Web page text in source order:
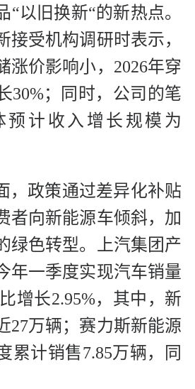
“以旧换新“的新热点。
接受机构调研时表示，
涨价影响小，2026年穿
30%；同时，公司的笔
预计收入增长规模为
，政策通过差异化补贴
者向新能源车倾斜，加
绿色转型。上汽集团产
年一季度实现汽车销量
增长2.95%，其中，新
27万辆；赛力斯新能源
累计销售7.85万辆，同